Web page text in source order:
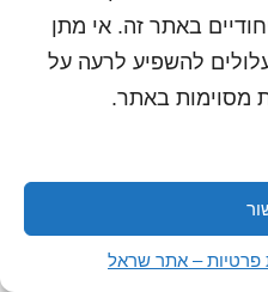
באתר זה. אי מתן
להשפיע לרעה על
מסוימות באתר.
פרטיות – אתר שראל